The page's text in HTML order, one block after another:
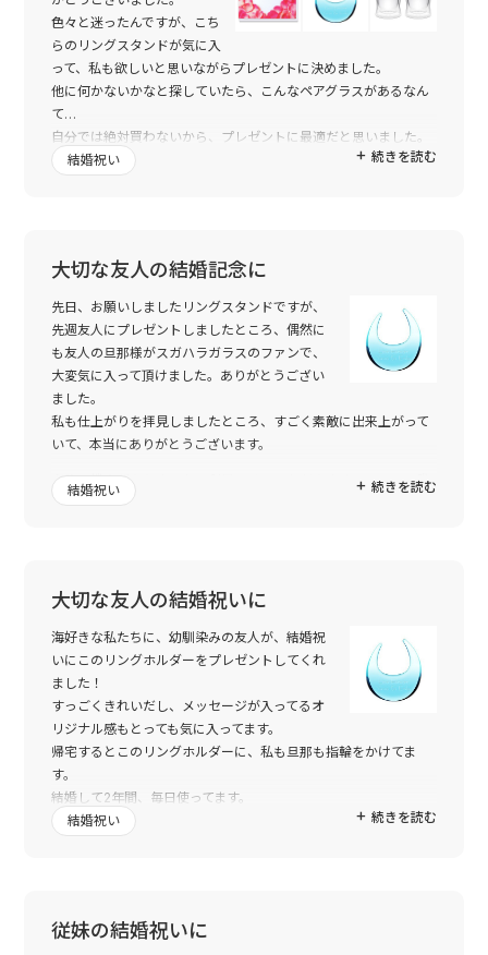
せていただきたいと思います。
本当にありがとうございました。
色々と迷ったんですが、こち
らのリングスタンドが気に入
って、私も欲しいと思いながらプレゼントに決めました。
他に何かないかなと探していたら、こんなペアグラスがあるなん
て…
自分では絶対買わないから、プレゼントに最適だと思いました。
息子がお世話になっている保育士さんで、結婚式を楽しみにして
続きを読む
結婚祝い
大切な友人の結婚記念に
先日、お願いしましたリングスタンドですが、
先週友人にプレゼントしましたところ、偶然に
も友人の旦那様がスガハラガラスのファンで、
大変気に入って頂けました。ありがとうござい
ました。
私も仕上がりを拝見しましたところ、すごく素敵に出来上がって
いて、本当にありがとうございます。
今後も機会がありましたら利用させていただきますので、その際
にはまたよろしくお願いいたします。
続きを読む
結婚祝い
大切な友人の結婚祝いに
海好きな私たちに、幼馴染みの友人が、結婚祝
いにこのリングホルダーをプレゼントしてくれ
ました！
すっごくきれいだし、メッセージが入ってるオ
リジナル感もとっても気に入ってます。
帰宅するとこのリングホルダーに、私も旦那も指輪をかけてま
す。
結婚して2年間、毎日使ってます。
そして、今回、大切な友人が結婚するので、このリングホルダー
続きを読む
結婚祝い
従妹の結婚祝いに